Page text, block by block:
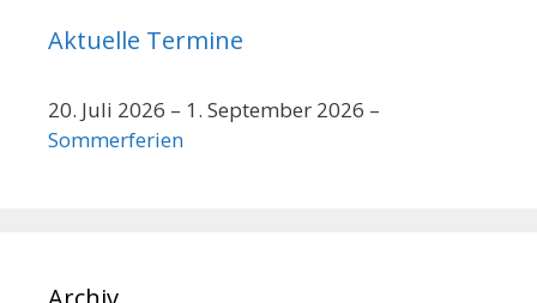
Aktuelle Termine
20. Juli 2026 – 1. September 2026 –
Sommerferien